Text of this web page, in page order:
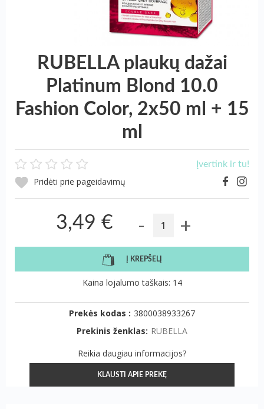
RUBELLA plaukų dažai
Platinum Blond 10.0
Fashion Color, 2x50 ml + 15
ml
Įvertink ir tu!
Pridėti prie pageidavimų
3,49 € - +
Į KREPŠELĮ
Kaina lojalumo taškais: 14
Prekės kodas : 3800038933267
Prekinis ženklas: RUBELLA
Reikia daugiau informacijos?
KLAUSTI APIE PREKĘ